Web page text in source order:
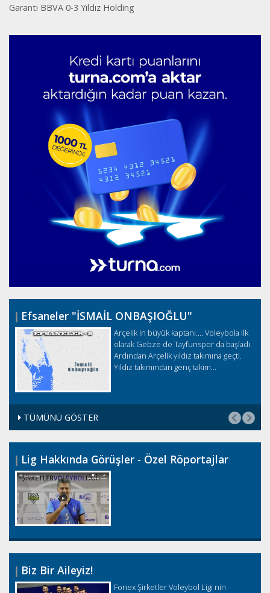
Garanti BBVA 0-3 Yıldız Holding
Efsaneler "İSMAİL ONBAŞIOĞLU"
Arçelik in büyük kaptanı.... Voleybola ilk
olarak Gebze de Tayfunspor da başladı.
Ardından Arçelik yıldız takımına geçti.
Yıldız takımından genç takım...
TÜMÜNÜ GÖSTER
Lig Hakkında Görüşler - Özel Röportajlar
Biz Bir Aileyiz!
Fonex Şirketler Voleybol Ligi nin